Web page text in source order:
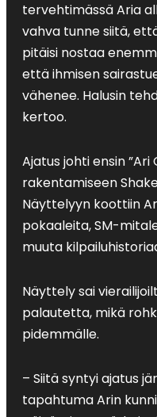
tervehtimässä Aria
vahva tunne siitä,
pitäisi nostaa
että ihmisen
vähenee. Halusin
kertoo.
Ajatus johti ensin
rakentamiseen
Näyttelyyn koottiin
pokaaleita, SM-
muuta
Näyttely sai
palautetta, mikä
pidemmälle.
– Siitä syntyi ajatus
tapahtuma Arin